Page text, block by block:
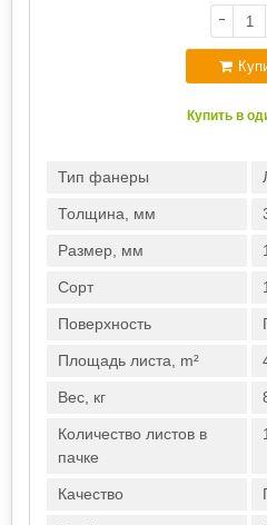
-
Купить в
Тип фанеры
Толщина, мм
Размер, мм
Сорт
Поверхность
Площадь листа, m²
Вес, кг
Количество листов в
пачке
Качество